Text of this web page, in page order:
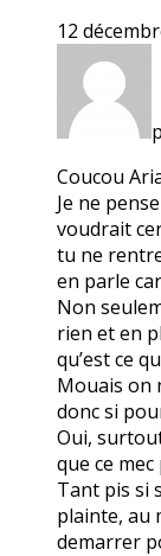
12
Coucou
Je ne
voudrait
tu ne
en parle
Non
rien et en
qu’est ce
Mouais on
donc si
Oui,
que ce
Tant pis si
plainte, au
demarrer